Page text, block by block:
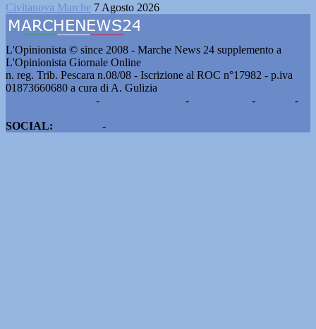
Civitanova Marche 7 Agosto 2026
L'Opinionista © since 2008 - Marche News 24 supplemento a
L'Opinionista Giornale Online
n. reg. Trib. Pescara n.08/08 - Iscrizione al ROC n°17982 - p.iva
01873660680 a cura di A. Gulizia
- - -
-
SOCIAL:
-